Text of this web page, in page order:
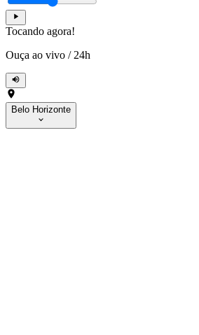
Tocando agora!
Ouça ao vivo / 24h
Belo Horizonte